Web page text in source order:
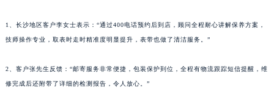
1、长沙地区客户李女士表示：“通过400电话预约后到店，顾问全程耐心讲解保养方案，
技师操作专业，取表时走时精准度明显提升，表带也做了清洁服务。”
2、客户张先生反馈：“邮寄服务非常便捷，包装保护到位，全程有物流跟踪短信提醒，维
修完成后还附带了详细的检测报告，令人放心。”